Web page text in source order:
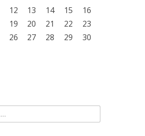
12 13 14 15
16
19 20 21 22
23
26 27 28 29
30